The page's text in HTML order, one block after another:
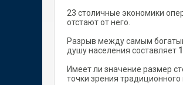
23 столичные экономики
отстают от него.
Разрыв между самым
душу населения составляет
Имеет ли значение размер
точки зрения